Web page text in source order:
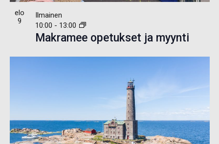
elo
9
Makramee opetukset ja myynti
10:00 - 13:00
Ilmainen